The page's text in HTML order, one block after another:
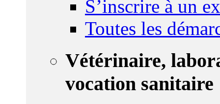
S’inscrire à un
Toutes les
Vétérinaire,
vocation sanitaire